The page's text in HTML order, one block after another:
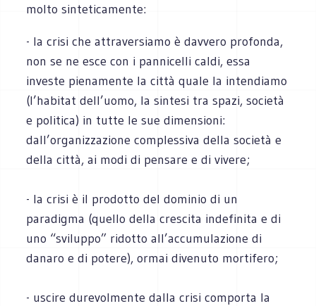
molto sinteticamente:
- la crisi che attraversiamo è davvero profonda,
non se ne esce con i pannicelli caldi, essa
investe pienamente la città quale la intendiamo
(l’habitat dell’uomo, la sintesi tra spazi, società
e politica) in tutte le sue dimensioni:
dall’organizzazione complessiva della società e
della città, ai modi di pensare e di vivere;
- la crisi è il prodotto del dominio di un
paradigma (quello della crescita indefinita e di
uno “sviluppo” ridotto all’accumulazione di
danaro e di potere), ormai divenuto mortifero;
- uscire durevolmente dalla crisi comporta la